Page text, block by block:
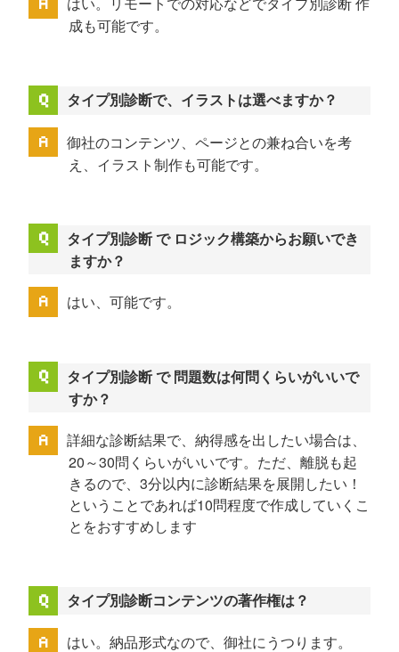
成も可能です。
タイプ別診断で、イラストは選べますか？
御社のコンテンツ、ページとの兼ね合いを考
え、イラスト制作も可能です。
タイプ別診断 で ロジック構築からお願いでき
ますか？
はい、可能です。
タイプ別診断 で 問題数は何問くらいがいいで
すか？
詳細な診断結果で、納得感を出したい場合は、
20～30問くらいがいいです。ただ、離脱も起
きるので、3分以内に診断結果を展開したい！
ということであれば10問程度で作成していくこ
とをおすすめします
タイプ別診断コンテンツの著作権は？
はい。納品形式なので、御社にうつります。